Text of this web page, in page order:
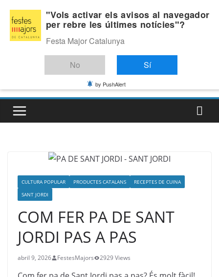
content
Diumenge, agost 9, 2026
Última:
CULTURA POPULAR PRODUCTES CATALANS
RECEPTES DE CUINA
SANT JORDI
COM FER PA DE SANT
JORDI PAS A PAS
abril 9, 2026 FestesMajors 2929 Views
"Vols activar els avisos al navegador
per rebre les últimes notícies"?
Festa Major Catalunya
No Sí
by PushAlert